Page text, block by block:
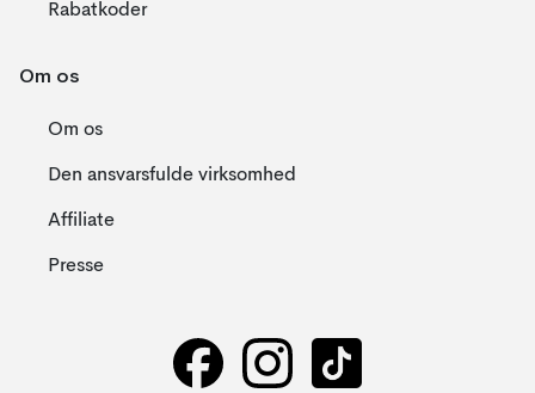
Rabatkoder
Om os
Om os
Den ansvarsfulde virksomhed
Affiliate
Presse